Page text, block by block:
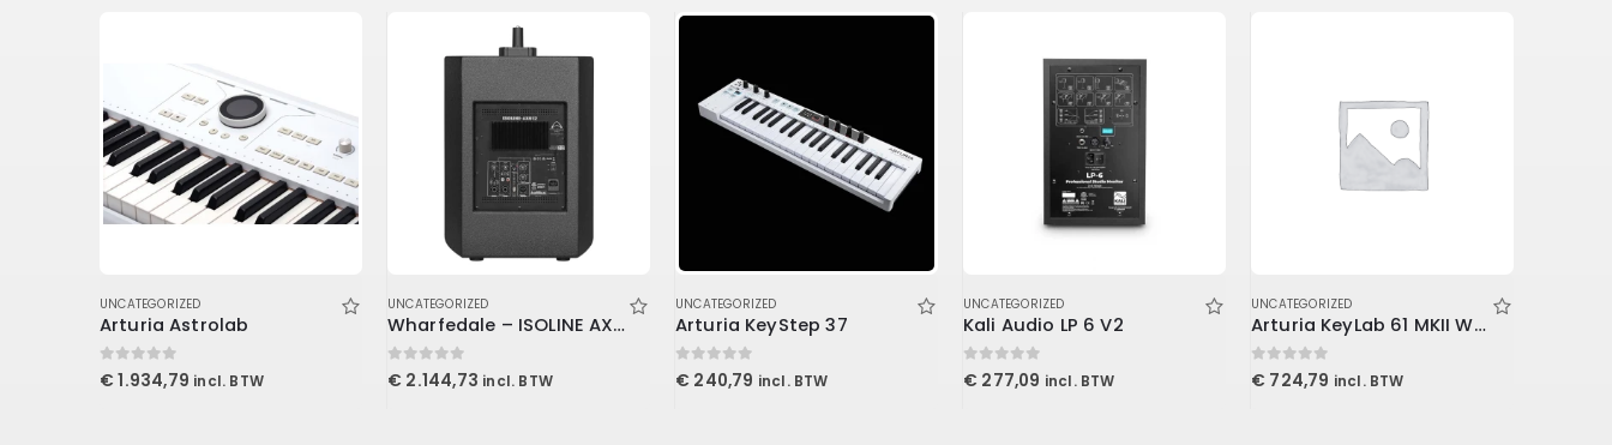
UNCATEGORIZED
Arturia Astrolab
0out of 5
€ 1.934,79 incl. BTW
UNCATEGORIZED
Wharfedale – ISOLINE AX912 Active
0out of 5
€ 2.144,73 incl. BTW
UNCATEGORIZED
Arturia KeyStep 37
0out of 5
€ 240,79 incl. BTW
UNCATEGORIZED
Kali Audio LP 6 V2
0out of 5
€ 277,09 incl. BTW
UNCATEGORIZED
Arturia KeyLab 61 MKII White
0out of 5
€ 724,79 incl. BTW